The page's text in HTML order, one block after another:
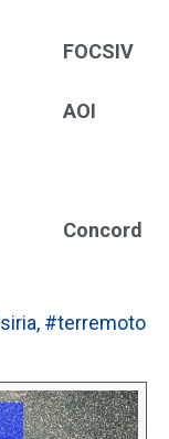
, #terremoto